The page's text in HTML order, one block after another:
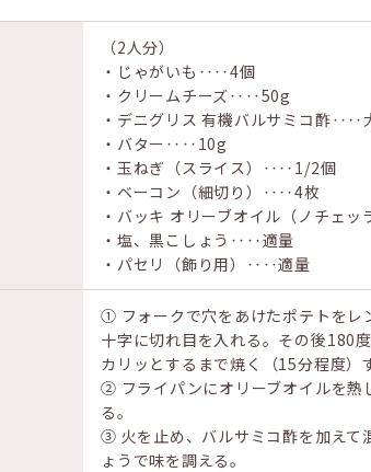
（2人分）
・じゃがいも‥‥4個
・クリームチーズ‥‥50g
・デニグリス 有機バルサミコ酢‥‥
・バター‥‥10g
・玉ねぎ（スライス）‥‥1/2個
・ベーコン（細切り）‥‥4枚
・バッキ オリーブオイル（ノチェ
・塩、黒こしょう‥‥適量
・パセリ（飾り用）‥‥適量
① フォークで穴をあけたポテトをレ
十字に切れ目を入れる。その後180
カリッとするまで焼く（15分程度）
② フライパンにオリーブオイルを熱
る。
③ 火を止め、バルサミコ酢を加えて
ょうで味を調える。